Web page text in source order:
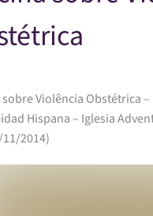
Violência Obstétrica
Hispana – Iglesia
2014)